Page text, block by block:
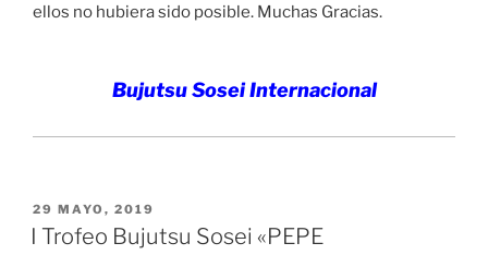
ellos no hubiera sido posible. Muchas Gracias.
Bujutsu Sosei Internacional
PUBLICADO
EL
29 MAYO, 2019
I Trofeo Bujutsu Sosei «PEPE